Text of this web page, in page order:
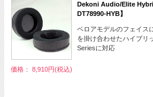
Dekoni Audio/Elite
DT78990-HYB】
ベロアモデルのフェイス
を掛け合わせたハイブリ
Seriesに対応
価格： 8,910円(税込)